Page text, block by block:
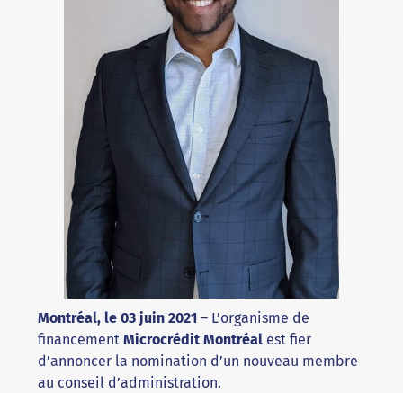
Montréal, le 03 juin 2021 – L’organisme de
financement Microcrédit Montréal est fier
d’annoncer la nomination d’un nouveau membre
au conseil d’administration.